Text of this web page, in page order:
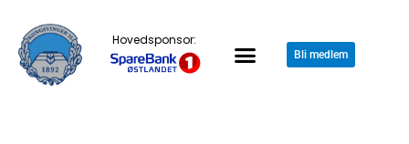
Hovedsponsor:
Bli medlem